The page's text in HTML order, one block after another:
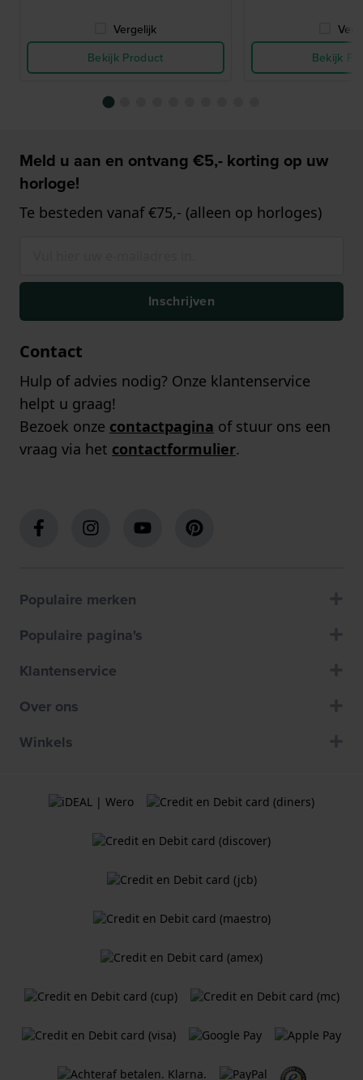
Vergelijk
Bekijk Product
Bekijk
Meld u aan en ontvang €5,- korting op uw
horloge!
Te besteden vanaf €75,- (alleen op horloges)
Inschrijven
Contact
Hulp of advies nodig? Onze klantenservice
helpt u graag!
Bezoek onze contactpagina of stuur ons een
vraag via het contactformulier.
Populaire merken
Populaire pagina's
Klantenservice
Over ons
Winkels